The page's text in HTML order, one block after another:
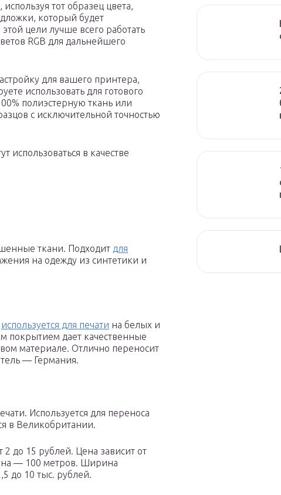
тот образец цвета,
который будет
цели лучше всего работать
RGB для дальнейшего
для вашего принтера,
использовать для готового
полиэстерную ткань или
с исключительной точностью
использоваться в качестве
ткани. Подходит для
на одежду из синтетики и
используется для печати на белых и
покрытием дает качественные
материале. Отлично переносит
— Германия.
Используется для переноса
в Великобритании.
2 до 15 рублей. Цена зависит от
— 100 метров. Ширина
до 10 тыс. рублей.